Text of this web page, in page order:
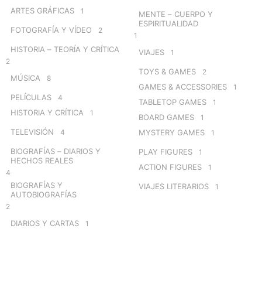
ARTES GRÁFICAS 1
FOTOGRAFÍA Y VÍDEO 2
HISTORIA – TEORÍA Y CRÍTICA
2
MÚSICA 8
PELÍCULAS 4
HISTORIA Y CRÍTICA 1
TELEVISIÓN 4
BIOGRAFÍAS – DIARIOS Y
HECHOS REALES
4
BIOGRAFÍAS Y
AUTOBIOGRAFÍAS
2
DIARIOS Y CARTAS 1
MENTE – CUERPO Y
ESPIRITUALIDAD
1
VIAJES 1
TOYS & GAMES 2
GAMES & ACCESSORIES 1
TABLETOP GAMES 1
BOARD GAMES 1
MYSTERY GAMES 1
PLAY FIGURES 1
ACTION FIGURES 1
VIAJES LITERARIOS 1